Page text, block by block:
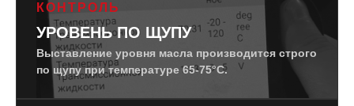
КОНТРОЛЬ
УРОВЕНЬ ПО ЩУПУ
Выставление уровня масла производится строго
по щупу при температуре 65-75°C.